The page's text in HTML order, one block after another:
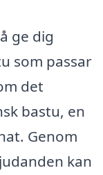
ge dig
som passar
det
bastu, en
Genom
kan